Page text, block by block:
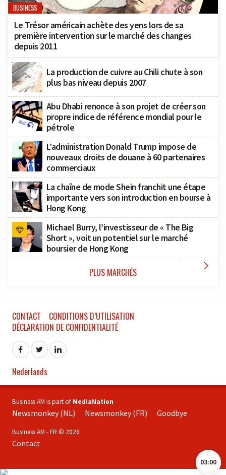
BUSINESS
Le Trésor américain achète des yens lors de sa
première intervention sur le marché des changes
depuis 2011
La production de cuivre au Chili chute à son
plus bas niveau depuis 2007
Abu Dhabi renonce à son projet de créer son
propre indice de référence mondial pour le
pétrole
L’administration Donald Trump impose de
nouveaux droits de douane à 60 partenaires
commerciaux
La chaîne de mode Shein franchit une étape
importante vers son introduction en bourse à
Hong Kong
Michael Burry, l’investisseur de « The Big
Short », voit un potentiel sur le marché
boursier de Hong Kong
PLUS MARCHÉS 
03:00
CONTACT
CONDITIONS D’UTILISATION
DÉCLARATION DE CONFIDENTIALITÉ
Nederlands
Business AM is part of MediaNation
Newsmonkey (NL) Newsmonkey (FR) Goodbye
Business AM - FR © 2026
Contact